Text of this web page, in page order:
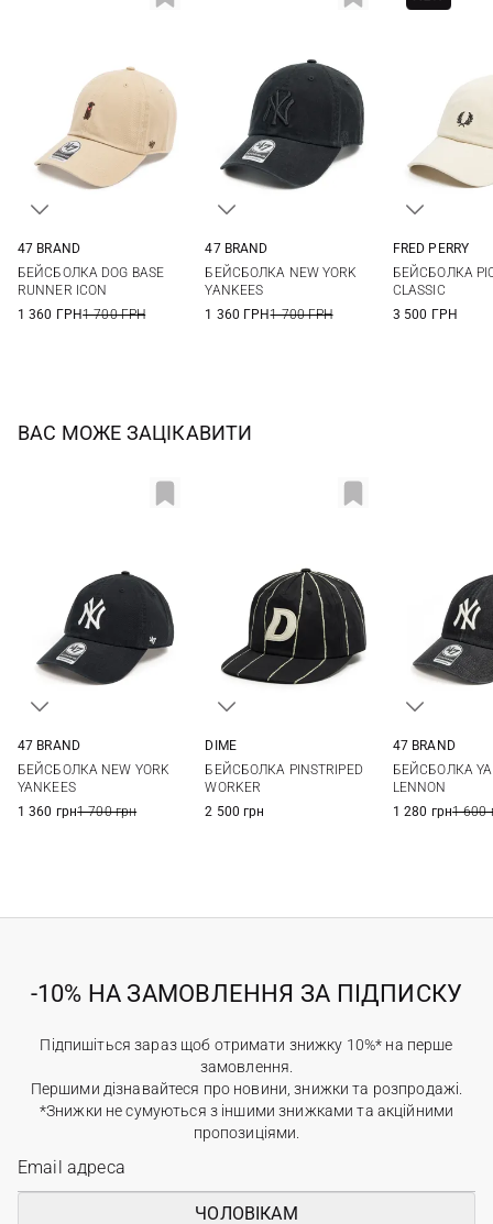
47 BRAND
БЕЙСБОЛКА DOG BASE
RUNNER ICON
1 360 ГРН1 700 ГРН
47 BRAND
БЕЙСБОЛКА NEW YORK
YANKEES
1 360 ГРН1 700 ГРН
FRED PERRY
БЕЙСБОЛКА
CLASSIC
3 500 ГРН
ВАС МОЖЕ ЗАЦІКАВИТИ
47 BRAND
БЕЙСБОЛКА NEW YORK
YANKEES
1 360 грн1 700 грн
DIME
БЕЙСБОЛКА PINSTRIPED
WORKER
2 500 грн
47 BRAND
БЕЙСБОЛКА
LENNON
1 280 грн1 600
-10% НА ЗАМОВЛЕННЯ ЗА ПІДПИСКУ
Підпишіться зараз щоб отримати знижку 10%* на перше
замовлення.
Першими дізнавайтеся про новини, знижки та розпродажі.
*Знижки не сумуються з іншими знижками та акційними
пропозиціями.
ЧОЛОВІКАМ